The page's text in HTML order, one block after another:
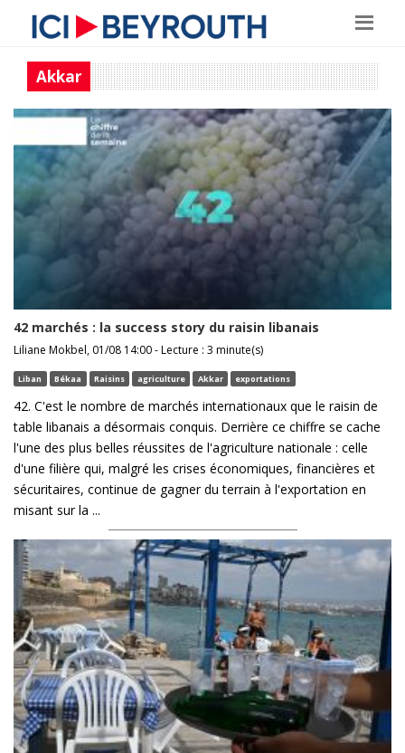
Akkar
42 marchés : la success story du raisin libanais
Liliane Mokbel, 01/08 14:00 - Lecture : 3 minute(s)
Liban Békaa Raisins agriculture Akkar exportations
42. C'est le nombre de marchés internationaux que le raisin de
table libanais a désormais conquis. Derrière ce chiffre se cache
l'une des plus belles réussites de l'agriculture nationale : celle
d'une filière qui, malgré les crises économiques, financières et
sécuritaires, continue de gagner du terrain à l'exportation en
misant sur la ...